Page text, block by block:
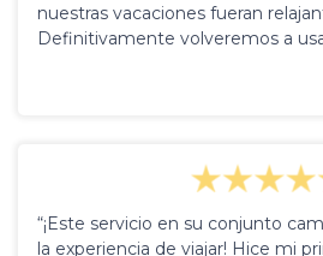
nuestras vacaciones fueran
Definitivamente volveremos a
“¡Este servicio en su conjunto
la experiencia de viajar! Hice mi